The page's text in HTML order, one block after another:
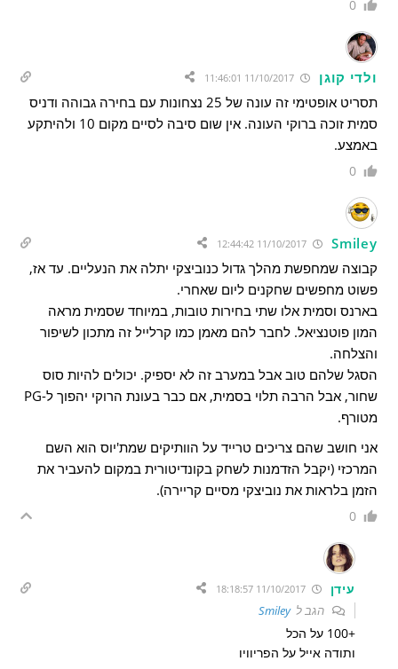
0
ולדי קוגן
תסריט אופטימי זה עונה של 25 נצחונות עם בחירה גבוהה ודניס
סמית זוכה ברוקי העונה. אין שום סיבה לסיים מקום 10 ולהיתקע
באמצע.
0
Smiley
קבוצה שמחפשת מהלך גדול כנוביצקי יתלה את הנעליים. עד אז,
פשוט מחפשים שחקנים ליום שאחרי.
בארנס וסמית אלו שתי בחירות טובות, במיוחד שסמית מראה
המון פוטנציאל. לחבר להם מאמן כמו קרלייל זה מתכון לשיפור
והצלחה.
הסגל שלהם טוב אבל במערב זה לא יספיק. יכולים להיות סוס
שחור, אבל הרבה תלוי בסמית, אם כבר בעונת הרוקי יהפוך ל-PG
מטורף.
אני חושב שהם צריכים טרייד על הוותיקים שמת'יוס הוא השם
המרכזי (יקבל הזדמנות לשחק בקונדיטורית במקום להעביר את
הזמן בלראות את נוביצקי מסיים קריירה).
0
עידן 11/10/2017 18:18:57
הגב לSmiley
+100 על הכל
ותודה אייל על הפריוויו